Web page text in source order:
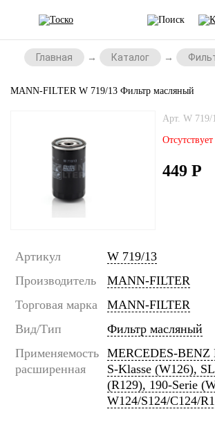
Главная Каталог
MANN-FILTER W 719/13 Фильтр масляный
Арт. W 719/
Отсутствует
449 Р
Артикул
W 719/13
Производитель
MANN-FILTER
Торговая марка
MANN-FILTER
Вид/Тип
Фильтр масляный
Применяемость
расширенная
MERCEDES-BENZ
S-Klasse (W126),
(R129), 190-Serie
W124/S124/C124/